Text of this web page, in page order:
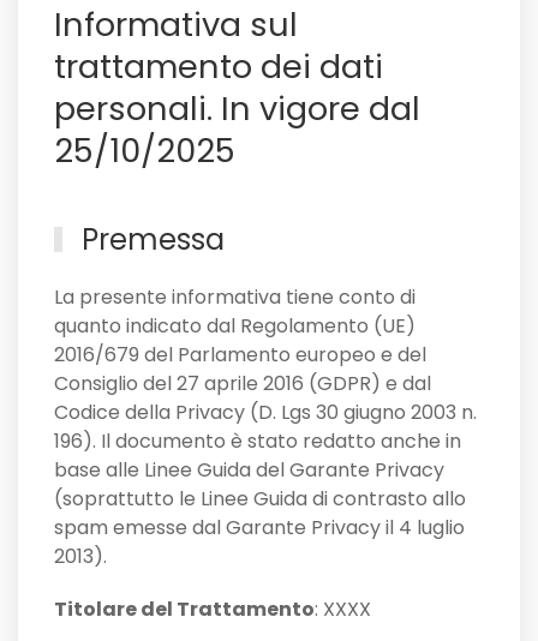
Informativa sul
trattamento dei dati
personali. In vigore dal
25/10/2025
Premessa
La presente informativa tiene conto di
quanto indicato dal Regolamento (UE)
2016/679 del Parlamento europeo e del
Consiglio del 27 aprile 2016 (GDPR) e dal
Codice della Privacy (D. Lgs 30 giugno 2003 n.
196). Il documento è stato redatto anche in
base alle Linee Guida del Garante Privacy
(soprattutto le Linee Guida di contrasto allo
spam emesse dal Garante Privacy il 4 luglio
2013).
Titolare del Trattamento: XXXX